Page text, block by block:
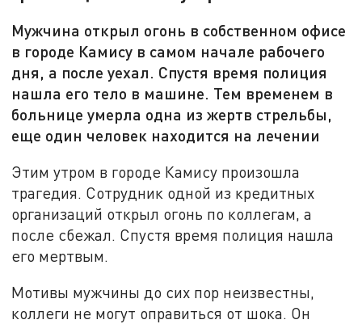
Мужчина открыл огонь в собственном офисе
в городе Камису в самом начале рабочего
дня, а после уехал. Спустя время полиция
нашла его тело в машине. Тем временем в
больнице умерла одна из жертв стрельбы,
еще один человек находится на лечении
Этим утром в городе Камису произошла
трагедия. Сотрудник одной из кредитных
организаций открыл огонь по коллегам, а
после сбежал. Спустя время полиция нашла
его мертвым.
Мотивы мужчины до сих пор неизвестны,
коллеги не могут оправиться от шока. Он